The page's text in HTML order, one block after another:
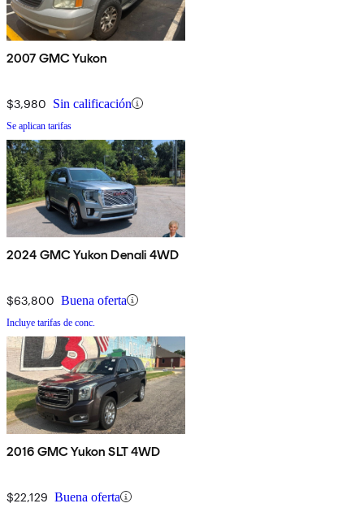
2007 GMC Yukon
$3,980 Sin calificación
Se aplican tarifas
2024 GMC Yukon Denali 4WD
$63,800 Buena oferta
Incluye tarifas de conc.
2016 GMC Yukon SLT 4WD
$22,129 Buena oferta